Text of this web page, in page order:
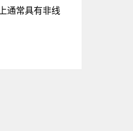
通常具有非线